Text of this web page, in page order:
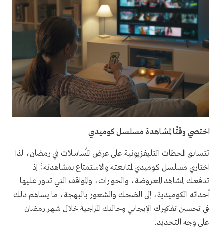
اختصي وقتًا لمشاهدة مسلسل كوميدي
تتسابق المحطات التليفزيونية على عرض المُساسلات في رمضان، لذا
اختاري مسلسل كوميدي لمتابعته والاستمتاع بمشاهدته؛ إذ
تدفعك المشاهد المعروضة، والحوارات، والمواقف التي تدور عليها
أحداثه الكوميدية، إلى الضحك والشعور بالبهجة، ما يساهم ذلك
في تحسين تفكيرك الإيجابي وحالتك المزاجية خلال شهر رمضان
على وجه التحديد.